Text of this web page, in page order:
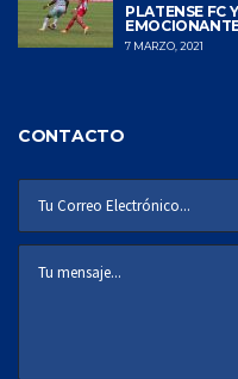
PLATENSE FC
7 MARZO, 2021
CONTACTO